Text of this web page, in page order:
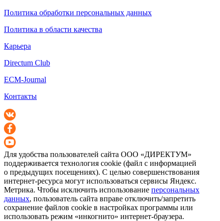
Политика обработки персональных данных
Политика в области качества
Карьера
Directum Club
ECM-Journal
Контакты
Для удобства пользователей сайта ООО «ДИРЕКТУМ»
поддерживается технология cookie (файл с информацией
о предыдущих посещениях). С целью совершенствования
интернет-ресурса могут использоваться сервисы Яндекс.
Метрика. Чтобы исключить использование персональных
данных, пользователь сайта вправе отключить/запретить
сохранение файлов cookie в настройках программы или
использовать режим «инкогнито» интернет-браузера.